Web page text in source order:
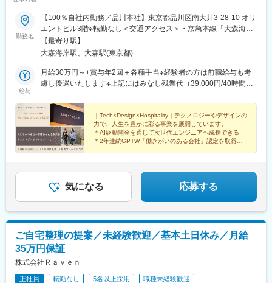
勤務地
【100％自社内勤務／品川本社】東京都品川区南大井3-28-10 オリ
エントビル3階※転勤なし＜交通アクセス＞・京急本線「大森海岸
駅」より徒歩3分・京浜東北線「大森駅」より徒歩6分＼ アクセス
も良く観光スポットなど魅力の多いエリア ／本社があるのは東京
が魅力的なエリア。徒歩で行ける距離に『しながわ水族館』があ
り、都内でも人気の観光スポットでもあります。駅周辺には商業
しむことも可能です。
【最寄り駅】
大森海岸駅、大森駅(東京都)
給与
月給30万円～+賞与年2回＋各種手当※経験者の方は前職給与も考
慮し優遇いたします※上記にはみなし残業代（39,000円/40時間）
100％支給します
｜Tech×Design×Hospitality｜テクノロジーやデザインの
力で、人生を豊かに彩る事業を展開しています。
＊AI駆動開発を通じて次世代エンジニアへ成長できる
＊2年連続GPTW「働きがいのある会社」認定を取得
気になる 応募する
ご自宅整理の提案／未経験歓迎／基本土日休み／月給
35万円保証
株式会社Ｒａｖｅｎ
正社員 転勤なし 5名以上採用
職種未経験歓迎